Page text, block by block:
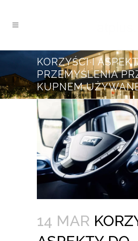
KORZYŚCI I
PRZEMYŚLENIA
KUPNEM
14 MAR